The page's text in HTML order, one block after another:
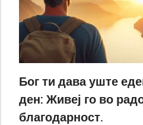
Бог ти дава уште
ден: Живеј го во
благодарност.